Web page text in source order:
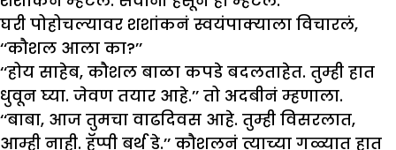
घरी पोहोचल्यावर शशांकनं स्वयंपाक्याला विचारलं,
‘‘कौशल आला का?’’
‘‘होय साहेब, कौशल बाळा कपडे बदलताहेत. तुम्ही हात
धुवून घ्या. जेवण तयार आहे.’’ तो अदबीनं म्हणाला.
‘‘बाबा, आज तुमचा वाढदिवस आहे. तुम्ही विसरलात,
आम्ही नाही. हॅप्पी बर्थ डे.’’ कौशलनं त्याच्या गळ्यात हात